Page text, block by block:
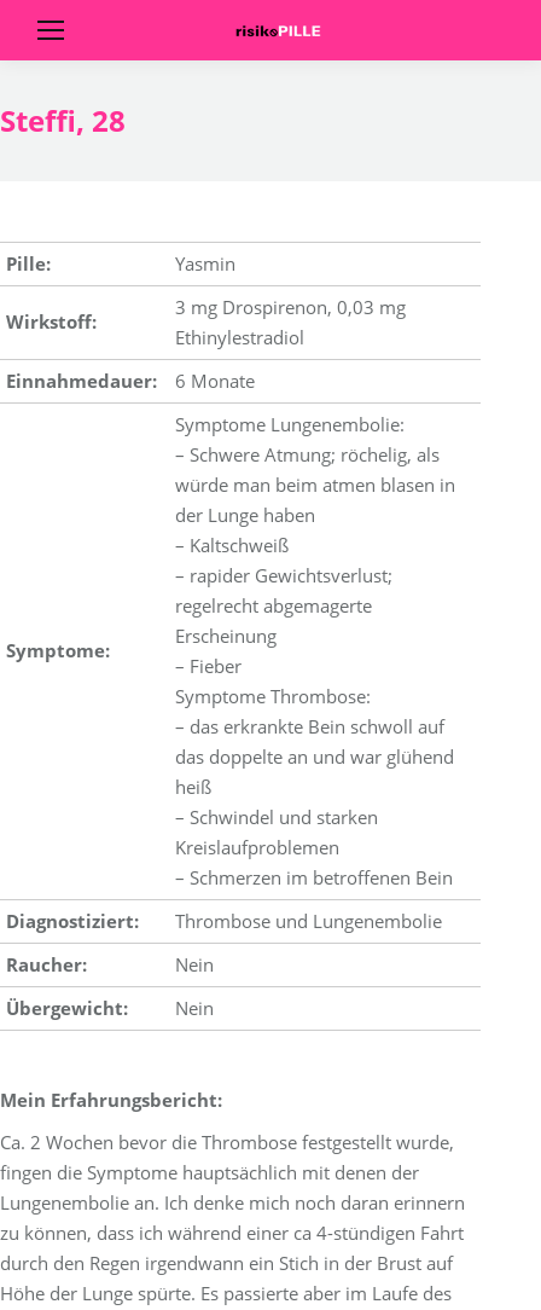
Steffi, 28
Pille: Yasmin
Wirkstoff:
3 mg Drospirenon, 0,03 mg
Ethinylestradiol
Einnahmedauer:
6 Monate
Symptome:
Symptome Lungenembolie:
– Schwere Atmung; röchelig, als
würde man beim atmen blasen in
der Lunge haben
– Kaltschweiß
– rapider Gewichtsverlust;
regelrecht abgemagerte
Erscheinung
– Fieber
Symptome Thrombose:
– das erkrankte Bein schwoll auf
das doppelte an und war glühend
heiß
– Schwindel und starken
Kreislaufproblemen
– Schmerzen im betroffenen Bein
Diagnostiziert:
Thrombose und Lungenembolie
Raucher:
Nein
Übergewicht:
Nein
Mein Erfahrungsbericht:
Ca. 2 Wochen bevor die Thrombose festgestellt wurde,
fingen die Symptome hauptsächlich mit denen der
Lungenembolie an. Ich denke mich noch daran erinnern
zu können, dass ich während einer ca 4-stündigen Fahrt
durch den Regen irgendwann ein Stich in der Brust auf
Höhe der Lunge spürte. Es passierte aber im Laufe des